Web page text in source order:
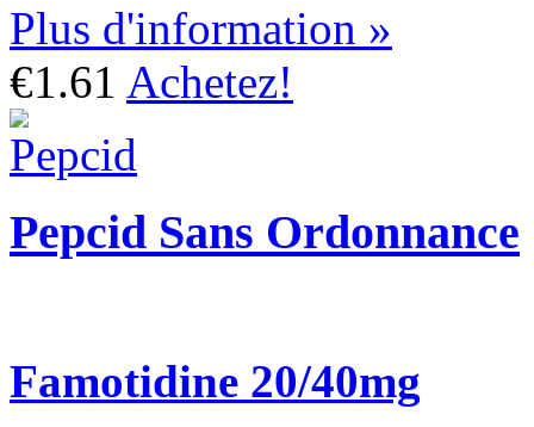
Plus d'information »
€1.61 Achetez!
Pepcid Sans Ordonnance
Famotidine 20/40mg